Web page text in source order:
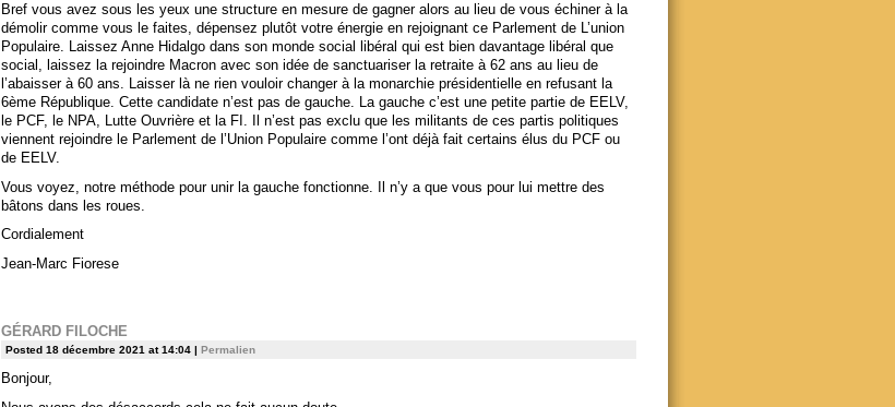
Bref vous avez sous les yeux une structure en mesure de gagner alors au lieu de vous échiner à la
démolir comme vous le faites, dépensez plutôt votre énergie en rejoignant ce Parlement de L’union
Populaire. Laissez Anne Hidalgo dans son monde social libéral qui est bien davantage libéral que
social, laissez la rejoindre Macron avec son idée de sanctuariser la retraite à 62 ans au lieu de
l’abaisser à 60 ans. Laisser là ne rien vouloir changer à la monarchie présidentielle en refusant la
6ème République. Cette candidate n’est pas de gauche. La gauche c’est une petite partie de EELV,
le PCF, le NPA, Lutte Ouvrière et la FI. Il n’est pas exclu que les militants de ces partis politiques
viennent rejoindre le Parlement de l’Union Populaire comme l’ont déjà fait certains élus du PCF ou
de EELV.
Vous voyez, notre méthode pour unir la gauche fonctionne. Il n’y a que vous pour lui mettre des
bâtons dans les roues.
Cordialement
Jean-Marc Fiorese
GÉRARD FILOCHE
Posted 18 décembre 2021 at 14:04 | Permalien
Bonjour,